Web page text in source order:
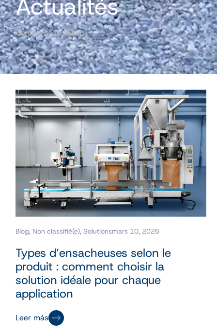
Actualités
Première page/Blog
Blog, Non classifié(e),Solutionsmars 10, 2026
Types d’ensacheuses selon le
produit : comment choisir la
solution idéale pour chaque
application
Leer más